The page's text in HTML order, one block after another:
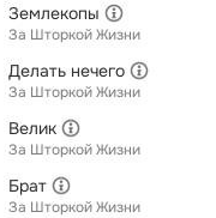
Землекопы
За Шторкой Жизни
Делать нечего
За Шторкой Жизни
Велик
За Шторкой Жизни
Брат
За Шторкой Жизни